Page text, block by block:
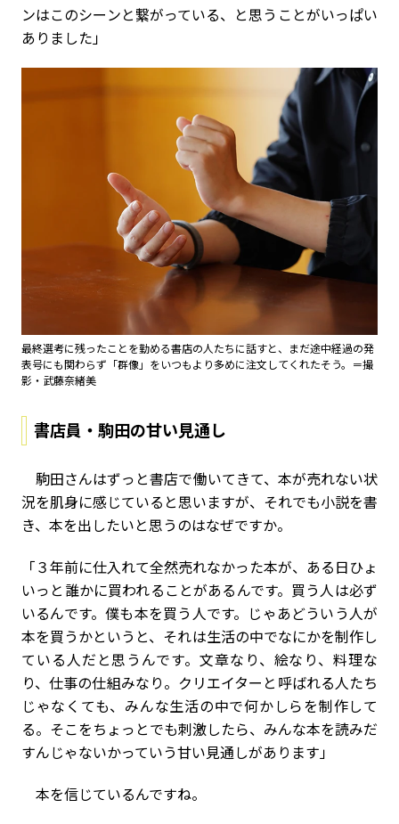
ンはこのシーンと繋がっている、と思うことがいっぱい
ありました」
最終選考に残ったことを勤める書店の人たちに話すと、まだ途中経過の発
表号にも関わらず「群像」をいつもより多めに注文してくれたそう。＝撮
影・武藤奈緒美
書店員・駒田の甘い見通し
駒田さんはずっと書店で働いてきて、本が売れない状
況を肌身に感じていると思いますが、それでも小説を書
き、本を出したいと思うのはなぜですか。
「３年前に仕入れて全然売れなかった本が、ある日ひょ
いっと誰かに買われることがあるんです。買う人は必ず
いるんです。僕も本を買う人です。じゃあどういう人が
本を買うかというと、それは生活の中でなにかを制作し
ている人だと思うんです。文章なり、絵なり、料理な
り、仕事の仕組みなり。クリエイターと呼ばれる人たち
じゃなくても、みんな生活の中で何かしらを制作して
る。そこをちょっとでも刺激したら、みんな本を読みだ
すんじゃないかっていう甘い見通しがあります」
本を信じているんですね。